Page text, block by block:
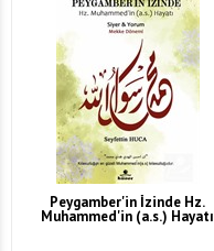
Peygamber'in İzinde Hz.
Muhammed'in (a.s.) Hayatı